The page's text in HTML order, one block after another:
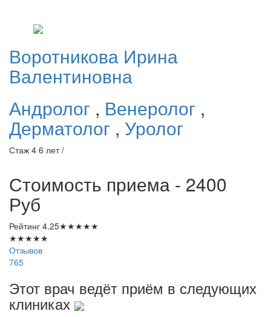
Воротникова Ирина
Валентиновна
Андролог , Венеролог ,
Дерматолог , Уролог
Стаж 4 6 лет /
Стоимость приема - 2400
Руб
Рейтинг 4.25★★★★★
★★★★★
Отзывов
765
Этот врач ведёт приём в следующих
клиниках